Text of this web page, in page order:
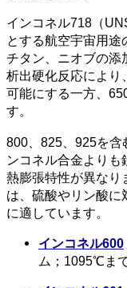
インコネル718（
とする航空宇宙用途
チタン、ニオブの添
析出硬化反応により
可能にする一方、
す。
800、825、925を含
ンコネル合金より
熱膨張特性が異なり
は、硫酸やリン酸に
に適しています。
インコネル600
ム；1095℃ま